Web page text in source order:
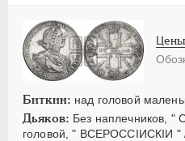
Биткин: над головой
Дьяков: Без наплечников, "
головой, " ВСЕРОССIИСКIИ " /
Цены